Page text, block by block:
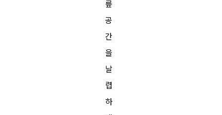
릎
공
간
을
날
렵
하